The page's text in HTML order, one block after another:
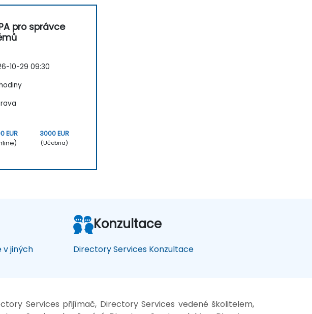
pro správce
10-29 09:30
EUR
3000 EUR
(Učebna)
v jiných
Konzultace
Directory Services Konzultace
Services přijímač, Directory Services vedené školitelem,